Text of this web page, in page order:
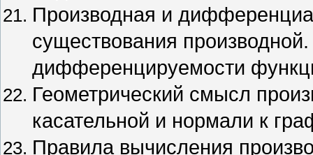
Производная и
существования
дифференцируемости
Геометрический смысл
касательной и нормали к
Правила вычисления